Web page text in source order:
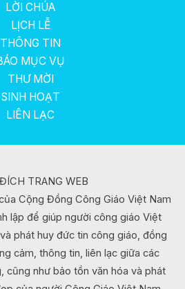
LỜI CHÚA
LỊCH LỄ
THÔNG TIN
MỤC VỤ
THƯ MỜI
SINH HOẠT
LIÊN LẠC
TRANG WEB
Cộng Đồng Công Giáo Việt Nam
lập để giúp người công giáo Việt
phát huy đức tin công giáo, đồng
cảm, thông tin, liên lạc giữa các
cũng như bảo tồn văn hóa và phát